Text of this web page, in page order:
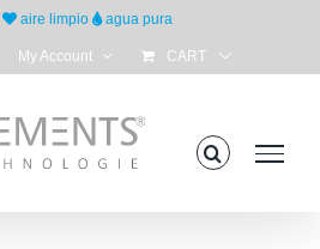
aire limpio agua pura
My Account CART